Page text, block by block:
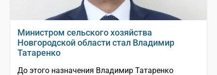
Министром сельского хозяйства
Новгородской области стал Владимир
Татаренко
До этого назначения Владимир Татаренко